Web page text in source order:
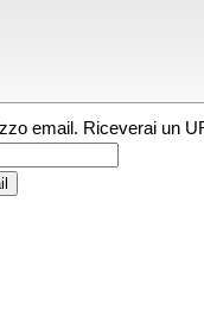
email. Riceverai un